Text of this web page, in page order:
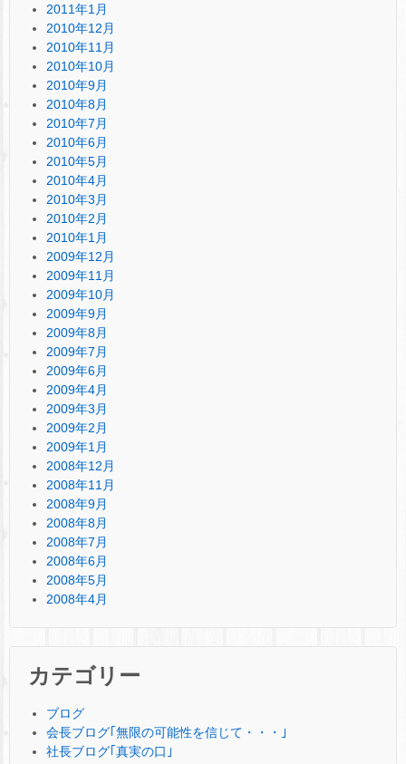
2011年1月
2010年12月
2010年11月
2010年10月
2010年9月
2010年8月
2010年7月
2010年6月
2010年5月
2010年4月
2010年3月
2010年2月
2010年1月
2009年12月
2009年11月
2009年10月
2009年9月
2009年8月
2009年7月
2009年6月
2009年4月
2009年3月
2009年2月
2009年1月
2008年12月
2008年11月
2008年9月
2008年8月
2008年7月
2008年6月
2008年5月
2008年4月
カテゴリー
ブログ
会長ブログ｢無限の可能性を信じて・・・｣
社長ブログ｢真実の口｣